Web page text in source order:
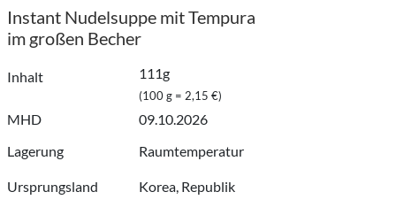
Instant Nudelsuppe mit Tempura
im großen Becher
Inhalt 111g
(100 g = 2,15 €)
MHD
09.10.2026
Lagerung
Raumtemperatur
Ursprungsland Korea, Republik